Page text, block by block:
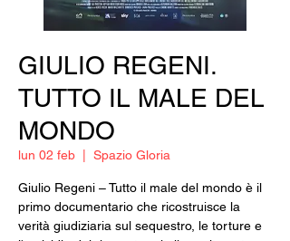
GIULIO REGENI.
TUTTO IL MALE DEL
MONDO
lun 02 feb Spazio Gloria
Giulio Regeni – Tutto il male del mondo è il
primo documentario che ricostruisce la
verità giudiziaria sul sequestro, le torture e